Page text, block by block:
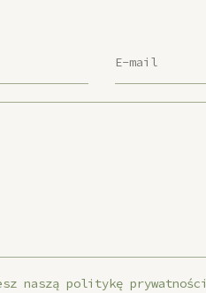
naszą politykę prywatności